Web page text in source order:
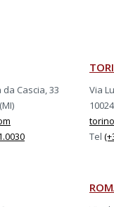
Cascia, 33
Via
Tel